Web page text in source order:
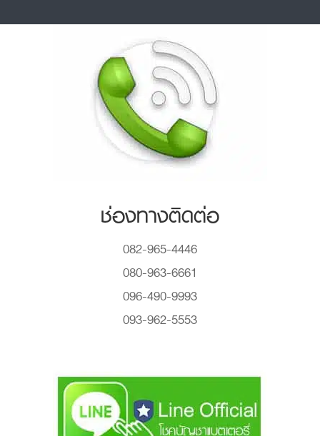
ช่องทางติดต่อ
082-965-4446
080-963-6661
096-490-9993
093-962-5553